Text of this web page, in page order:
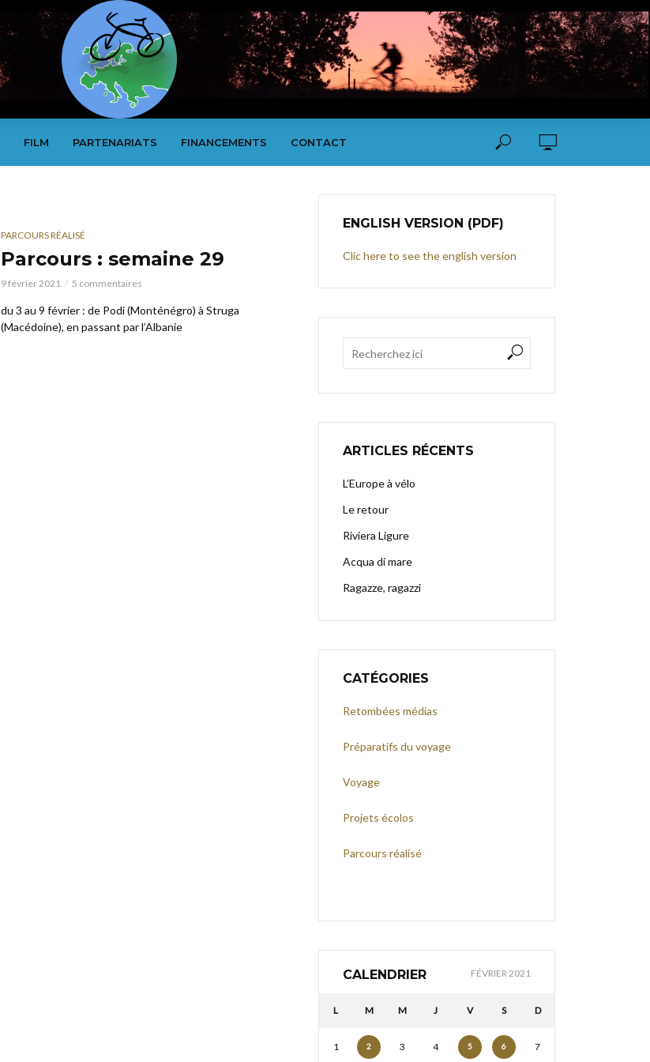
FILM PARTENARIATS FINANCEMENTS CONTACT
PARCOURS RÉALISÉ
Parcours : semaine 29
9 février 2021 5 commentaires
du 3 au 9 février : de Podi (Monténégro) à Struga
(Macédoine), en passant par l’Albanie
ENGLISH VERSION (PDF)
Clic here to see the english version
ARTICLES RÉCENTS
L’Europe à vélo
Le retour
Riviera Ligure
Acqua di mare
Ragazze, ragazzi
CATÉGORIES
Retombées médias
Préparatifs du voyage
Voyage
Projets écolos
Parcours réalisé
CALENDRIER FÉVRIER 2021
L M M J V S D
1 2 3 4 5 6 7